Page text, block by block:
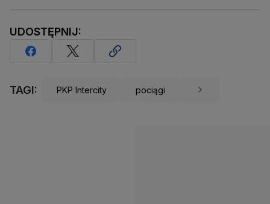
UDOSTĘPNIJ:
TAGI: PKP Intercity pociągi